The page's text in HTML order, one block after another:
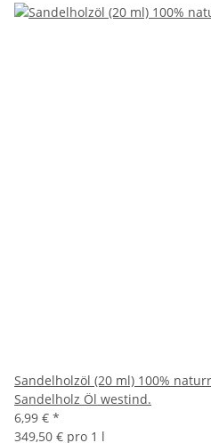
Sandelholzöl (20 ml) 100%
Sandelholz Öl westind.
6,99 € *
349,50 € pro 1 l